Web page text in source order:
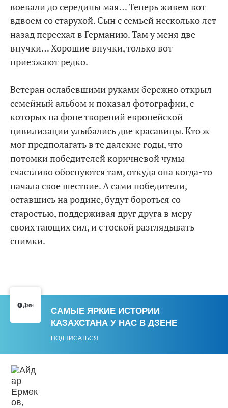
воевали до середины мая… Теперь живем вот
вдвоем со старухой. Сын с семьей несколько лет
назад переехал в Германию. Там у меня две
внучки… Хорошие внучки, только вот
приезжают редко.
Ветеран ослабевшими руками бережно открыл
семейный альбом и показал фотографии, с
которых на фоне творений европейской
цивилизации улыбались две красавицы. Кто ж
мог предполагать в те далекие годы, что
потомки победителей коричневой чумы
счастливо обоснуются там, откуда она когда-то
начала свое шествие. А сами победители,
оставшись на родине, будут бороться со
старостью, поддерживая друг друга в меру
своих тающих сил, и с тоской разглядывать
снимки.
САМЫЕ ЯРКИЕ ИСТОРИИ
КАЗАХСТАНА У НАС В ДЗЕНЕ
ПОДПИСАТЬСЯ